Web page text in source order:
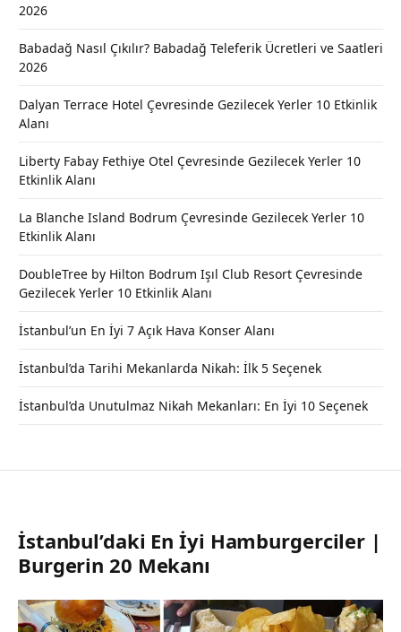
2026
Babadağ Nasıl Çıkılır? Babadağ Teleferik Ücretleri ve Saatleri
2026
Dalyan Terrace Hotel Çevresinde Gezilecek Yerler 10 Etkinlik
Alanı
Liberty Fabay Fethiye Otel Çevresinde Gezilecek Yerler 10
Etkinlik Alanı
La Blanche Island Bodrum Çevresinde Gezilecek Yerler 10
Etkinlik Alanı
DoubleTree by Hilton Bodrum Işıl Club Resort Çevresinde
Gezilecek Yerler 10 Etkinlik Alanı
İstanbul’un En İyi 7 Açık Hava Konser Alanı
İstanbul’da Tarihi Mekanlarda Nikah: İlk 5 Seçenek
İstanbul’da Unutulmaz Nikah Mekanları: En İyi 10 Seçenek
İstanbul’daki En İyi Hamburgerciler |
Burgerin 20 Mekanı